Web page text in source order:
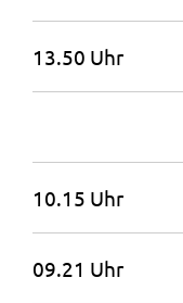
13.50 Uhr
10.15 Uhr
09.21 Uhr